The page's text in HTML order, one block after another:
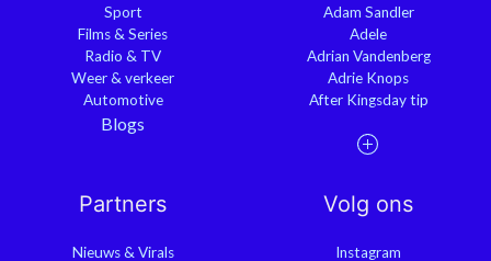
Sport
Films & Series
Radio & TV
Weer & verkeer
Automotive
Blogs
Adam Sandler
Adele
Adrian Vandenberg
Adrie Knops
After Kingsday tip
Partners
Nieuws & Virals
Volg ons
Instagram